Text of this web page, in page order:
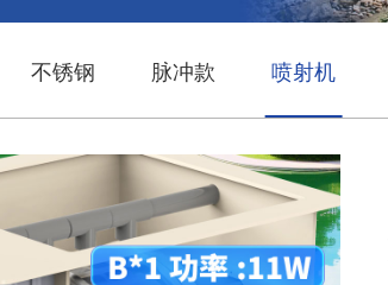
不锈钢 脉冲款 喷射机